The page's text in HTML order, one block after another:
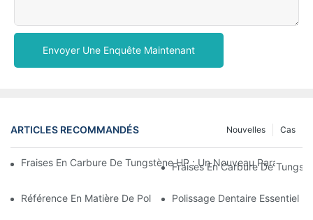
Envoyer Une Enquête Maintenant
ARTICLES RECOMMANDÉS Cas
Nouvelles
Fraises En Carbure De Tungstène HP : Un Nouveau
Fraises En Carbure De
Référence En Matière De Polissage Des Composites Dentaires
Polissage Dentaire Essentiel :